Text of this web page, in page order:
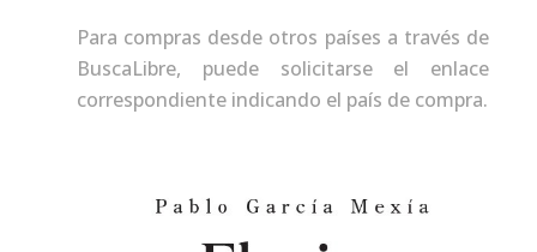
Para compras desde otros países a través de
BuscaLibre, puede solicitarse el enlace
correspondiente indicando el país de compra.